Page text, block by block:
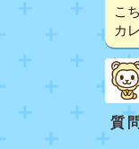
こ
カ
質